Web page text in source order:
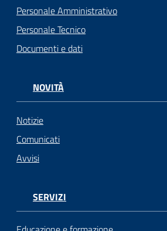
Personale Amministrativo
Personale Tecnico
Documenti e dati
NOVITÀ
Notizie
Comunicati
Avvisi
SERVIZI